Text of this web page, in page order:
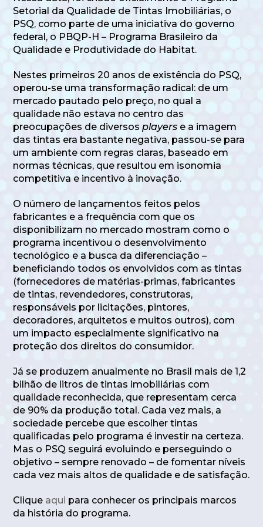
Setorial da Qualidade de Tintas Imobiliárias, o
PSQ, como parte de uma iniciativa do governo
federal, o PBQP-H – Programa Brasileiro da
Qualidade e Produtividade do Habitat.
Nestes primeiros 20 anos de existência do PSQ,
operou-se uma transformação radical: de um
mercado pautado pelo preço, no qual a
qualidade não estava no centro das
preocupações de diversosplayers e a imagem
das tintas era bastante negativa, passou-se para
um ambiente com regras claras, baseado em
normas técnicas, que resultou em isonomia
competitiva e incentivo à inovação.
O número de lançamentos feitos pelos
fabricantes e a frequência com que os
disponibilizam no mercado mostram como o
programa incentivou o desenvolvimento
tecnológico e a busca da diferenciação –
beneficiando todos os envolvidos com as tintas
(fornecedores de matérias-primas, fabricantes
de tintas, revendedores, construtoras,
responsáveis por licitações, pintores,
decoradores, arquitetos e muitos outros), com
um impacto especialmente significativo na
proteção dos direitos do consumidor.
Já se produzem anualmente no Brasil mais de 1,2
bilhão de litros de tintas imobiliárias com
qualidade reconhecida, que representam cerca
de 90% da produção total. Cada vez mais, a
sociedade percebe que escolher tintas
qualificadas pelo programa é investir na certeza.
Mas o PSQ seguirá evoluindo e perseguindo o
objetivo – sempre renovado – de fomentar níveis
cada vez mais altos de qualidade e de satisfação.
Clique aqui para conhecer os principais marcos
da história do programa.